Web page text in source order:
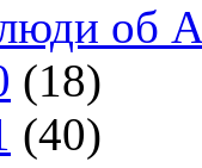
об
(18)
(40)